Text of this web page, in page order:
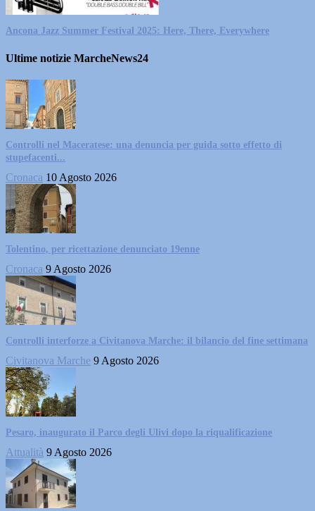
Ancona Jazz Summer Festival 2025: Here, There, Everywhere
Ultime notizie MarcheNews24
Controlli nel Maceratese: una denuncia per guida sotto effetto di
stupefacenti...
Cronaca 10 Agosto 2026
Tolentino, per ricettazione denunciato 19enne
Cronaca 9 Agosto 2026
Controlli interforze a Civitanova Marche: il bilancio del fine settimana
Civitanova Marche 9 Agosto 2026
Pesaro, inaugurato il Parco degli Ulivi dopo la riqualificazione
Attualità 9 Agosto 2026